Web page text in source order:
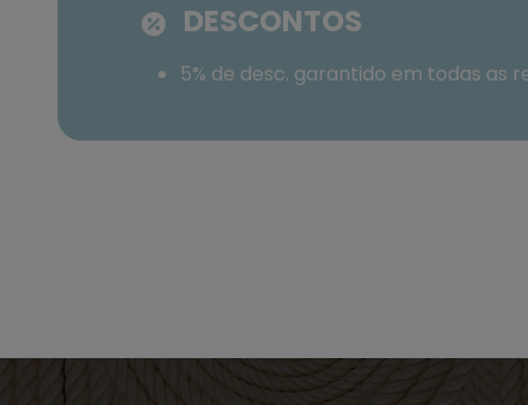
DESCONTOS
5% de desc. garantido em todas as